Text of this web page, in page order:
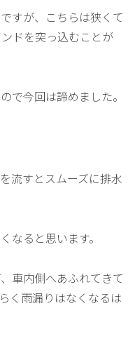
すが、こちらは狭くて
ドを突っ込むことが
で今回は諦めました。
流すとスムーズに排水
なると思います。
車内側へあふれてきて
く雨漏りはなくなるは